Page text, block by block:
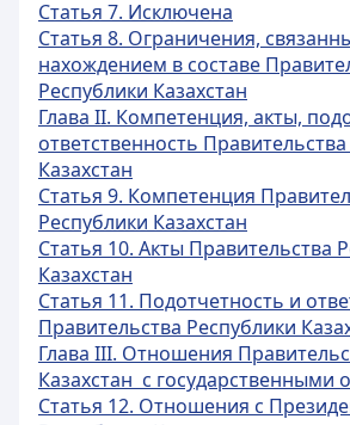
Статья 7. Исключена
Статья 8. Ограничения,
нахождением в составе
Республики Казахстан
Глава II. Компетенция, акты,
ответственность
Казахстан
Статья 9. Компетенция
Республики Казахстан
Статья 10. Акты Правительства
Казахстан
Статья 11. Подотчетность и
Правительства Республики
Глава III. Отношения
Казахстан с государственными
Статья 12. Отношения с